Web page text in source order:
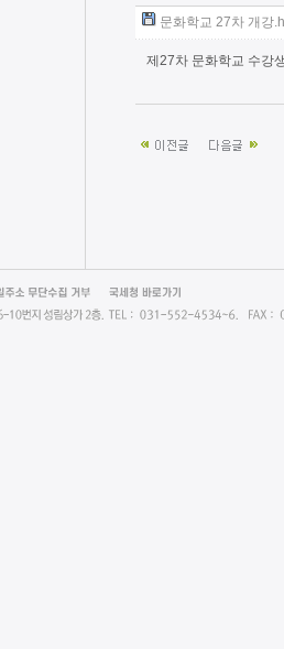
문화학교 27차 개강
제27차 문화학교 수강